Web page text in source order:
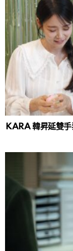
KARA 韓昇延雙